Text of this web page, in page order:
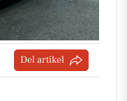
Del artikel